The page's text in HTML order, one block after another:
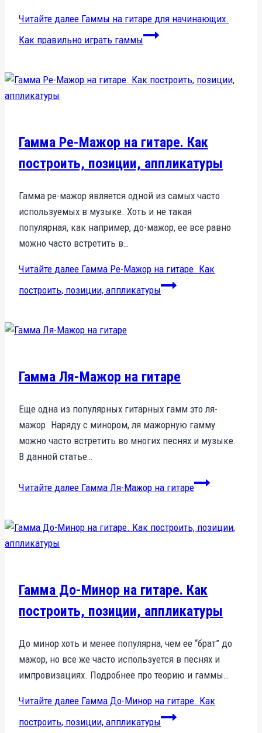
Читайте далее Гаммы на гитаре для начинающих.
Как правильно играть гаммы
Гамма Ре-Мажор на гитаре. Как
построить, позиции, аппликатуры
Гамма ре-мажор является одной из самых часто
используемых в музыке. Хоть и не такая
популярная, как например, до-мажор, ее все равно
можно часто встретить в…
Читайте далее Гамма Ре-Мажор на гитаре. Как
построить, позиции, аппликатуры
Гамма Ля-Мажор на гитаре
Еще одна из популярных гитарных гамм это ля-
мажор. Наряду с минором, ля мажорную гамму
можно часто встретить во многих песнях и музыке.
В данной статье…
Читайте далее Гамма Ля-Мажор на гитаре
Гамма До-Минор на гитаре. Как
построить, позиции, аппликатуры
До минор хоть и менее популярна, чем ее “брат” до
мажор, но все же часто используется в песнях и
импровизациях. Подробнее про теорию и гаммы…
Читайте далее Гамма До-Минор на гитаре. Как
построить, позиции, аппликатуры